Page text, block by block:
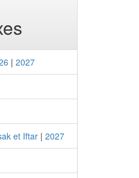
| 2027
et Iftar | 2027